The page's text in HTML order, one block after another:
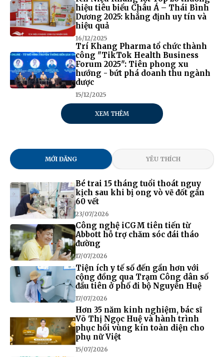
hiệu tiêu biểu Châu Á – Thái Bình
Dương 2025: khẳng định uy tín và
hiệu quả
16/12/2025
Trí Khang Pharma tổ chức thành
công "TikTok Health Business
Forum 2025": Tiên phong xu
hướng - bứt phá doanh thu ngành
dược
15/12/2025
XEM THÊM
MỚI ĐĂNG YÊU THÍCH
Bé trai 15 tháng tuổi thoát nguy
kịch sau khi bị ong vò vẽ đốt gần
60 vết
23/07/2026
Công nghệ iCGM tiên tiến từ
Abbott hỗ trợ chăm sóc đái tháo
đường
17/07/2026
Tiện ích y tế số đến gần hơn với
cộng đồng qua Trạm Công dân số
đầu tiên ở phố đi bộ Nguyễn Huệ
17/07/2026
Hơn 35 năm kinh nghiệm, bác sĩ
Võ Thị Ngọc Huệ và hành trình
phục hồi vùng kín toàn diện cho
phụ nữ Việt
15/07/2026